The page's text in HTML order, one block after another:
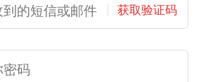
获取验证码